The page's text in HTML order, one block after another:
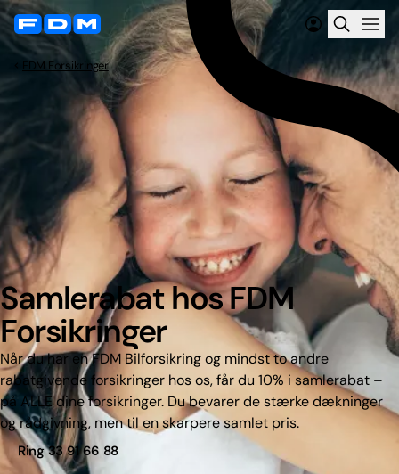
Samlerabat hos FDM
Forsikringer
Når du har en FDM Bilforsikring og mindst to andre
rabatgivende forsikringer hos os, får du 10% i samlerabat –
på ALLE dine forsikringer. Du bevarer de stærke dækninger
og rådgivning, men til en skarpere samlet pris.
Ring 33 91 66 88
FDM Forsikringer